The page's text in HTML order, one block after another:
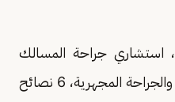
، استشاري جراحة المسالك
البولية وأمراض الذكورة والعقم والجراحة المجهرية، 6 نصائح